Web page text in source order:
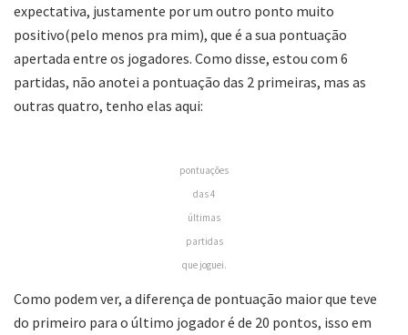
expectativa, justamente por um outro ponto muito
positivo(pelo menos pra mim), que é a sua pontuação
apertada entre os jogadores. Como disse, estou com 6
partidas, não anotei a pontuação das 2 primeiras, mas as
outras quatro, tenho elas aqui:
pontuações
das 4
últimas
partidas
que joguei.
Como podem ver, a diferença de pontuação maior que teve
do primeiro para o último jogador é de 20 pontos, isso em